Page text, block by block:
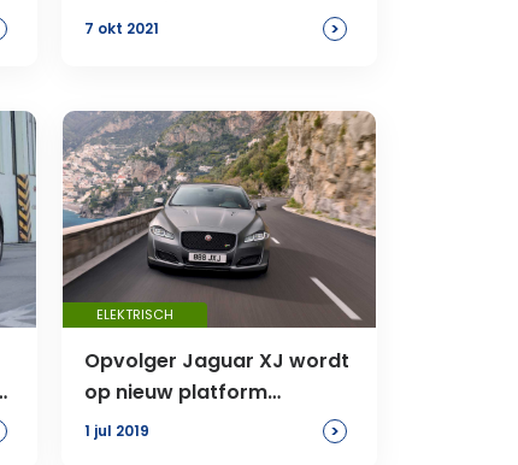
Jaguar?
7 okt 2021 >
ELEKTRISCH
Opvolger Jaguar XJ wordt
op nieuw platform
gebouwd
1 jul 2019 >